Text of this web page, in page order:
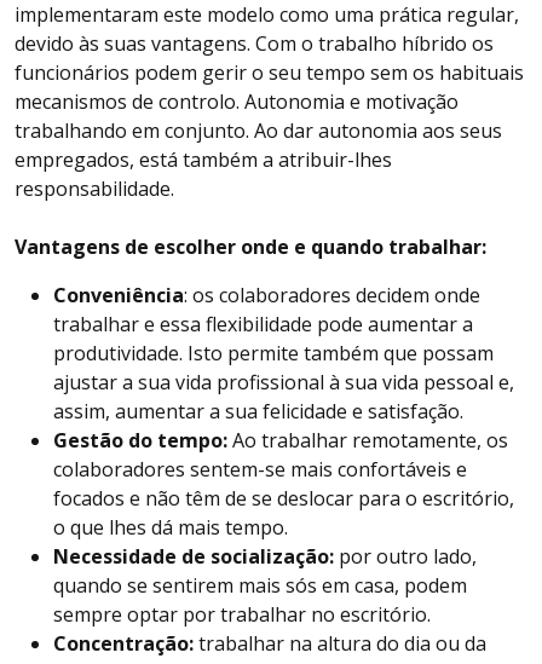
implementaram este modelo como uma prática regular,
devido às suas vantagens. Com o trabalho híbrido os
funcionários podem gerir o seu tempo sem os habituais
mecanismos de controlo. Autonomia e motivação
trabalhando em conjunto. Ao dar autonomia aos seus
empregados, está também a atribuir-lhes
responsabilidade.
Vantagens de escolher onde e quando trabalhar:
Conveniência: os colaboradores decidem onde
trabalhar e essa flexibilidade pode aumentar a
produtividade. Isto permite também que possam
ajustar a sua vida profissional à sua vida pessoal e,
assim, aumentar a sua felicidade e satisfação.
Gestão do tempo:Ao trabalhar remotamente, os
colaboradores sentem-se mais confortáveis e
focados e não têm de se deslocar para o escritório,
o que lhes dá mais tempo.
Necessidade de socialização: por outro lado,
quando se sentirem mais sós em casa, podem
sempre optar por trabalhar no escritório.
Concentração:trabalhar na altura do dia ou da